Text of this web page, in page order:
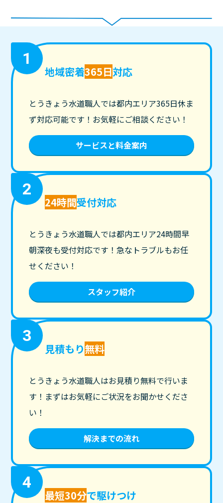
1
地域密着365日対応
とうきょう水道職人では都内エリア365日休ま
ず対応可能です！お気軽にご相談ください！
サービスと料金案内
2
24時間受付対応
とうきょう水道職人では都内エリア24時間早
朝深夜も受付対応です！急なトラブルもお任
せください！
スタッフ紹介
3
見積もり無料
とうきょう水道職人はお見積り無料で行いま
す！まずはお気軽にご状況をお聞かせくださ
い！
解決までの流れ
4
最短30分で駆けつけ